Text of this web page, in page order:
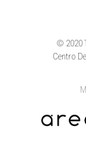
© 2020
Centro